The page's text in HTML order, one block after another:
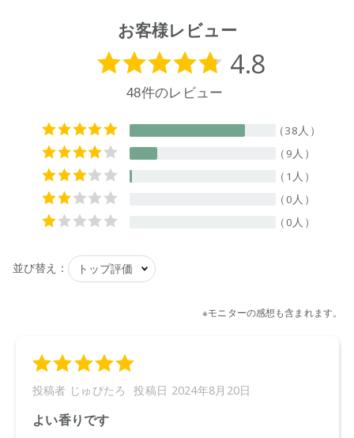
単に詰め替えが可能となります。
【用途(例)】
衣料品用(綿・毛・絹・合成繊維)
【液性】
(表示なし)
【内容量】
ルアルコール、バロスマベツリナ葉エキス・オレンジ果皮
油、ベンジルアルコール、デヒドロ酢酸、塩化Ｃａ
【プラマーク】
お客様レビュー